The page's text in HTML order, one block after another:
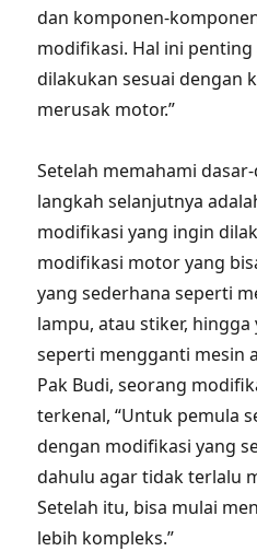
dan komponen-
modifikasi. Hal ini
dilakukan sesuai dengan
merusak motor.”
Setelah memahami
langkah selanjutnya
modifikasi yang ingin
modifikasi motor yang
yang sederhana seperti
lampu, atau stiker,
seperti mengganti mesin
Pak Budi, seorang
terkenal, “Untuk pemula
dengan modifikasi yang
dahulu agar tidak terlalu
Setelah itu, bisa mulai
lebih kompleks.”